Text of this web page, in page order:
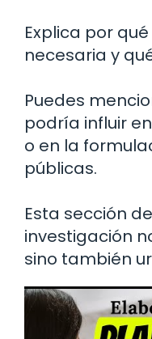
Explica por
necesaria y
Puedes
podría influir
o en la
públicas.
Esta sección
investigación
sino también